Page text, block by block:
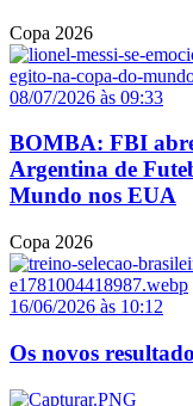
Copa 2026
08/07/2026 às 09:33
BOMBA: FBI
Argentina de
Mundo nos EUA
Copa 2026
16/06/2026 às 10:12
Os novos